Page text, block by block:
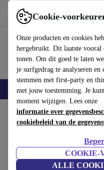
Cookie-
Onze producten en cookies
hergebruikt. Dit laatste vooral
tonen. Om dit goed te laten
je surfgedrag te analyseren
stemmen met first-party en
met jouw toestemming. Je
moment wijzigen. Lees onze
informatie over
cookiebeleid van de
COOKIE-
ALLE
Gebruik refurbed snel en
Smartphones Laptops Tablets
Home Producten Desktop pc's
Gecertificeerd refurbished Apple
dagen retourrecht & 12